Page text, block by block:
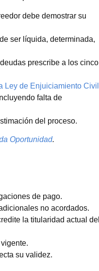
debe demostrar su
ser líquida, determinada,
prescribe a los cinco
Ley de Enjuiciamiento Civil
falta de
del proceso.
Oportunidad.
de pago.
no acordados.
la titularidad actual del
su validez.